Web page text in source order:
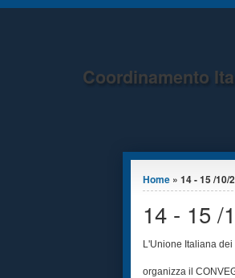
Jump to Content
Coordinamento
Tu sei qui
Home » 14 - 15 /
14 - 15 /
L'Unione Italiana
organizza il